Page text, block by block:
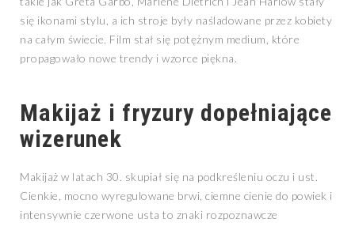
się ikonami stylu, a ich stroje były naśladowane przez kobiety
na całym świecie. Film stał się potężnym medium, które
propagowało nowe trendy i wzorce piękna.
Makijaż i fryzury dopełniające
wizerunek
Makijaż w latach 30. skupiał się na podkreśleniu oczu i ust.
Cienkie, mocno wyregulowane brwi, ciemne cienie do powiek i
intensywnie czerwone usta to znaki rozpoznawcze